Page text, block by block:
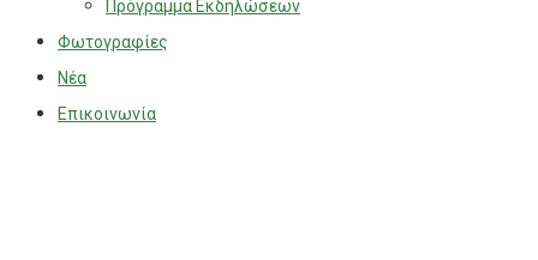
Πρόγραμμα Εκδηλώσεων
Φωτογραφίες
Νέα
Επικοινωνία